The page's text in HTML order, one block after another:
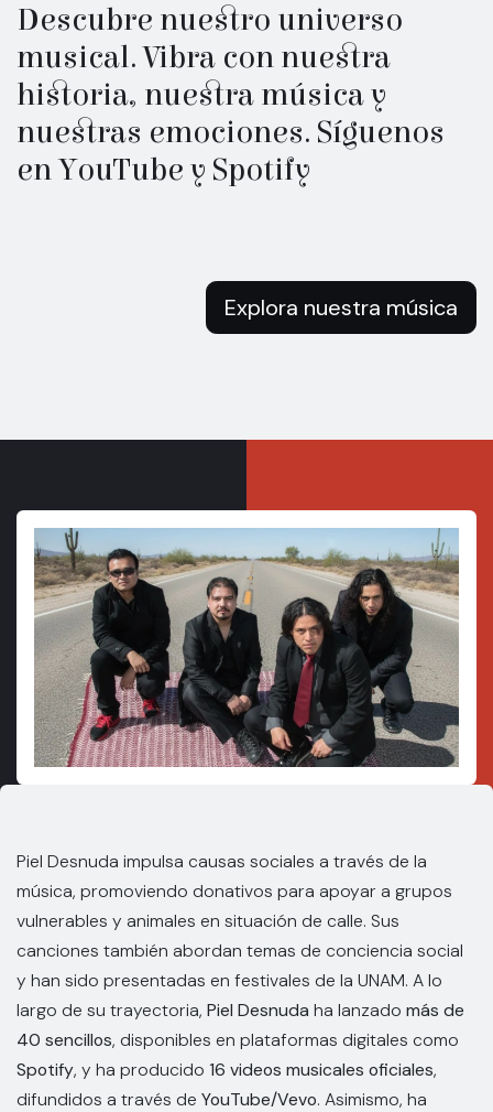
Descubre nuestro universo
musical. Vibra con nuestra
historia, nuestra música y
nuestras emociones. Síguenos
en YouTube y Spotify
Explora nuestra música
Piel Desnuda impulsa causas sociales a través de la
música, promoviendo donativos para apoyar a grupos
vulnerables y animales en situación de calle. Sus
canciones también abordan temas de conciencia social
y han sido presentadas en festivales de la UNAM. A lo
largo de su trayectoria, Piel Desnuda ha lanzado más de
40 sencillos, disponibles en plataformas digitales como
Spotify, y ha producido 16 videos musicales oficiales,
difundidos a través de YouTube/Vevo. Asimismo, ha